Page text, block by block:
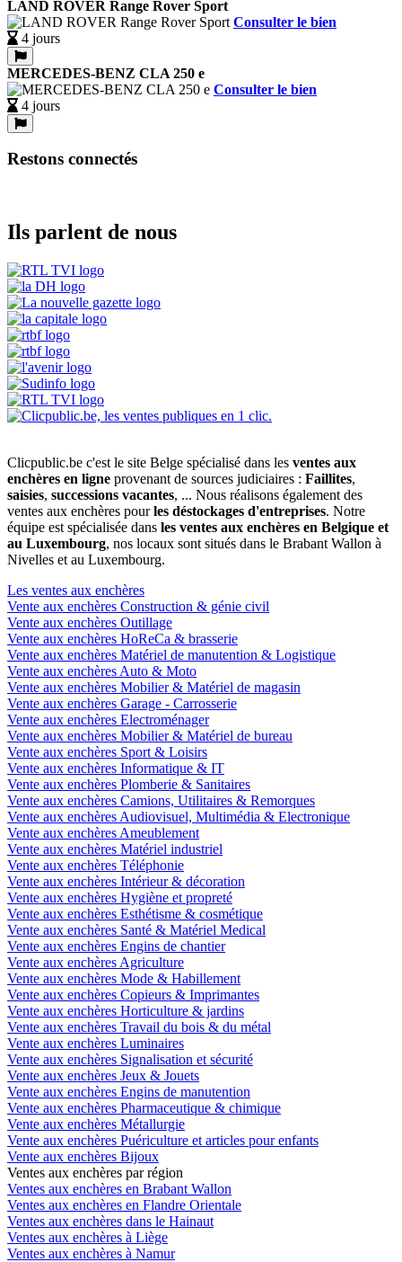
LAND ROVER Range Rover Sport
Consulter le bien
4 jours
MERCEDES-BENZ CLA 250 e
Consulter le bien
4 jours
Restons connectés
Ils parlent de nous
Clicpublic.be c'est le site Belge spécialisé dans les ventes aux
enchères en ligne provenant de sources judiciaires : Faillites,
saisies, successions vacantes, ... Nous réalisons également des
ventes aux enchères pourles déstockages d'entreprises. Notre
équipe est spécialisée dans les ventes aux enchères en Belgique et
au Luxembourg, nos locaux sont situés dans le Brabant Wallon à
Nivelles et au Luxembourg.
Les ventes aux enchères
Vente aux enchères Construction & génie civil
Vente aux enchères Outillage
Vente aux enchères HoReCa & brasserie
Vente aux enchères Matériel de manutention & Logistique
Vente aux enchères Auto & Moto
Vente aux enchères Mobilier & Matériel de magasin
Vente aux enchères Garage - Carrosserie
Vente aux enchères Electroménager
Vente aux enchères Mobilier & Matériel de bureau
Vente aux enchères Sport & Loisirs
Vente aux enchères Informatique & IT
Vente aux enchères Plomberie & Sanitaires
Vente aux enchères Camions, Utilitaires & Remorques
Vente aux enchères Audiovisuel, Multimédia & Electronique
Vente aux enchères Ameublement
Vente aux enchères Matériel industriel
Vente aux enchères Téléphonie
Vente aux enchères Intérieur & décoration
Vente aux enchères Hygiène et propreté
Vente aux enchères Esthétisme & cosmétique
Vente aux enchères Santé & Matériel Medical
Vente aux enchères Engins de chantier
Vente aux enchères Agriculture
Vente aux enchères Mode & Habillement
Vente aux enchères Copieurs & Imprimantes
Vente aux enchères Horticulture & jardins
Vente aux enchères Travail du bois & du métal
Vente aux enchères Luminaires
Vente aux enchères Signalisation et sécurité
Vente aux enchères Jeux & Jouets
Vente aux enchères Engins de manutention
Vente aux enchères Pharmaceutique & chimique
Vente aux enchères Métallurgie
Vente aux enchères Puériculture et articles pour enfants
Vente aux enchères Bijoux
Ventes aux enchères par région
Ventes aux enchères en Brabant Wallon
Ventes aux enchères en Flandre Orientale
Ventes aux enchères dans le Hainaut
Ventes aux enchères à Liège
Ventes aux enchères à Namur